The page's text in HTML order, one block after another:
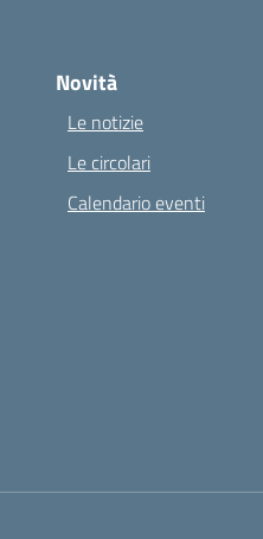
Novità
Le notizie
Le circolari
Calendario eventi